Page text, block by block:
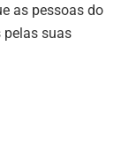
as pessoas do
pelas suas